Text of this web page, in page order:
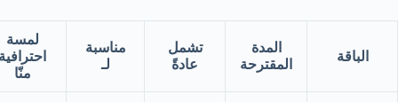
الباقة
المدة
المقترحة
تشمل
عادةً
مناسبة
لـ
لمسة
منّا